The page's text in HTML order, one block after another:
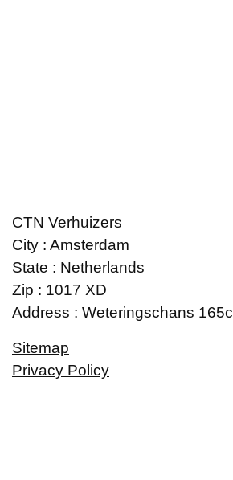
CTN Verhuizers
City : Amsterdam
State : Netherlands
Zip : 1017 XD
Address : Weteringschans 165c
Sitemap
Privacy Policy